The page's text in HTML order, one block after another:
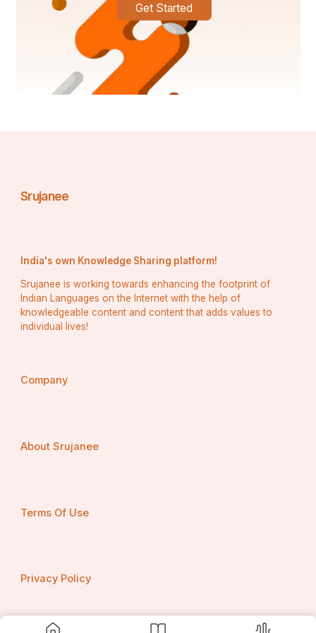
Get Started
Srujanee
India's own Knowledge Sharing platform!
Srujanee is working towards enhancing the footprint of
Indian Languages on the Internet with the help of
knowledgeable content and content that adds values to
individual lives!
Company
About Srujanee
Terms Of Use
Privacy Policy